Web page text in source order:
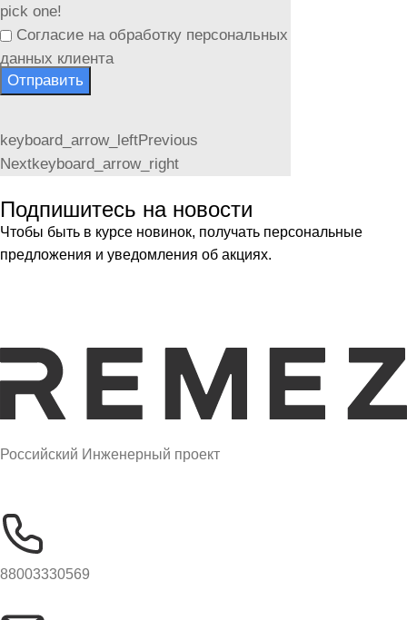
pick one!
Согласие на обработку персональных
данных клиента
Отправить
keyboard_arrow_leftPrevious
Nextkeyboard_arrow_right
Подпишитесь на новости
Чтобы быть в курсе новинок, получать персональные
предложения и уведомления об акциях.
Российский Инженерный проект
88003330569